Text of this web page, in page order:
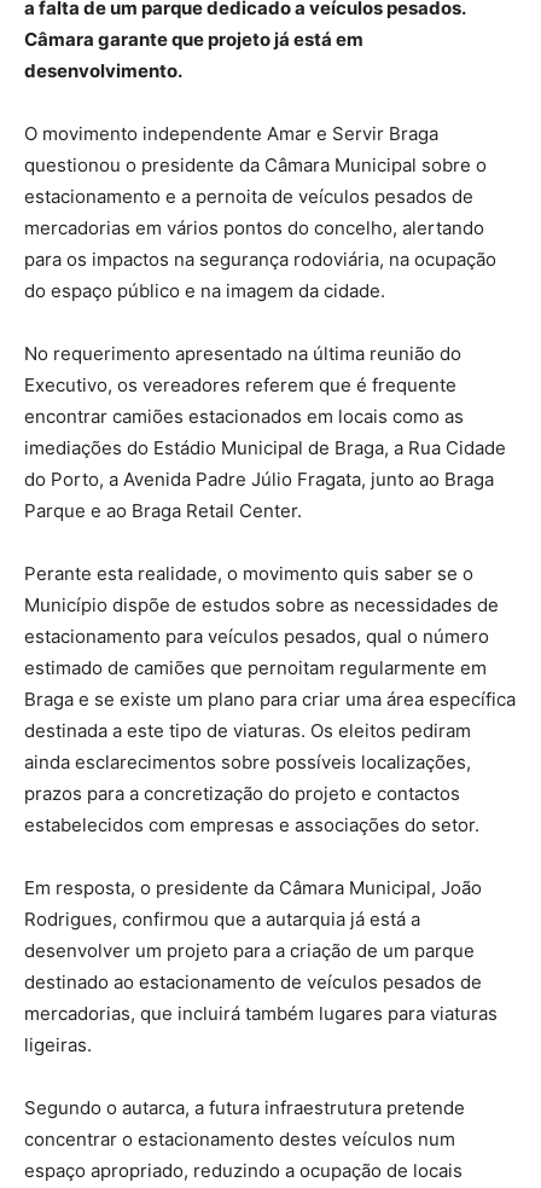
a falta de um parque dedicado a veículos pesados.
Câmara garante que projeto já está em
desenvolvimento.
O movimento independente Amar e Servir Braga
questionou o presidente da Câmara Municipal sobre o
estacionamento e a pernoita de veículos pesados de
mercadorias em vários pontos do concelho, alertando
para os impactos na segurança rodoviária, na ocupação
do espaço público e na imagem da cidade.
No requerimento apresentado na última reunião do
Executivo, os vereadores referem que é frequente
encontrar camiões estacionados em locais como as
imediações do Estádio Municipal de Braga, a Rua Cidade
do Porto, a Avenida Padre Júlio Fragata, junto ao Braga
Parque e ao Braga Retail Center.
Perante esta realidade, o movimento quis saber se o
Município dispõe de estudos sobre as necessidades de
estacionamento para veículos pesados, qual o número
estimado de camiões que pernoitam regularmente em
Braga e se existe um plano para criar uma área específica
destinada a este tipo de viaturas. Os eleitos pediram
ainda esclarecimentos sobre possíveis localizações,
prazos para a concretização do projeto e contactos
estabelecidos com empresas e associações do setor.
Em resposta, o presidente da Câmara Municipal, João
Rodrigues, confirmou que a autarquia já está a
desenvolver um projeto para a criação de um parque
destinado ao estacionamento de veículos pesados de
mercadorias, que incluirá também lugares para viaturas
ligeiras.
Segundo o autarca, a futura infraestrutura pretende
concentrar o estacionamento destes veículos num
espaço apropriado, reduzindo a ocupação de locais